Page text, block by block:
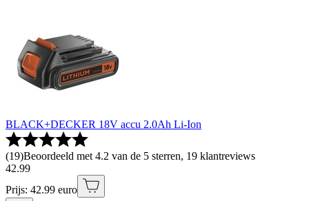
BLACK+DECKER 18V accu 2.0Ah Li-Ion
(19)Beoordeeld met 4.2 van de 5 sterren, 19 klantreviews
42.99
Prijs: 42.99 euro